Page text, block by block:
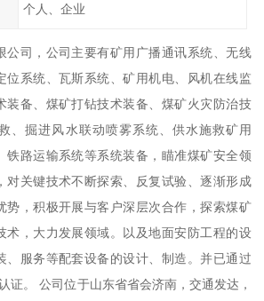
个人、企业
公司，公司主要有矿用广播通讯系统、无线
位系统、瓦斯系统、矿用机电、风机在线监
装备、煤矿打钻技术装备、煤矿火灾防治技
、掘进风水联动喷雾系统、供水施救矿用
铁路运输系统等系统装备，瞄准煤矿安全领
对关键技术不断探索、反复试验、逐渐形成
势，积极开展与客户深层次合作，探索煤矿
术，大力发展领域。以及地面安防工程的设
、服务等配套设备的设计、制造。并已通过
证。 公司位于山东省省会济南，交通发达，